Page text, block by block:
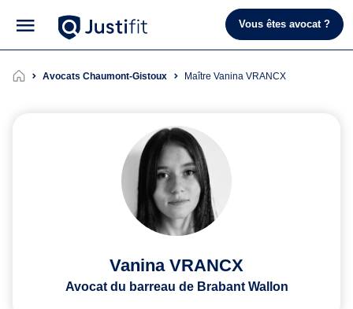
Vous êtes avocat ?
Avocats Chaumont-Gistoux Maître Vanina VRANCX
Vanina VRANCX
Avocat du barreau de Brabant Wallon